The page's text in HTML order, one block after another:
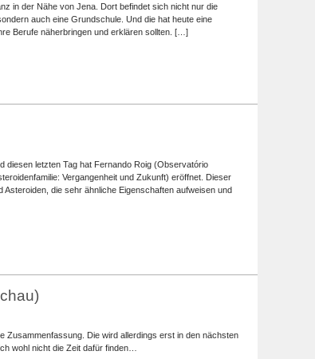
in der Nähe von Jena. Dort befindet sich nicht nur die
auch eine Grundschule. Und die hat heute eine
Berufe näherbringen und erklären sollten. […]
diesen letzten Tag hat Fernando Roig (Observatório
Vergangenheit und Zukunft) eröffnet. Dieser
die sehr ähnliche Eigenschaften aufweisen und
Zusammenfassung. Die wird allerdings erst in den nächsten
wohl nicht die Zeit dafür finden…